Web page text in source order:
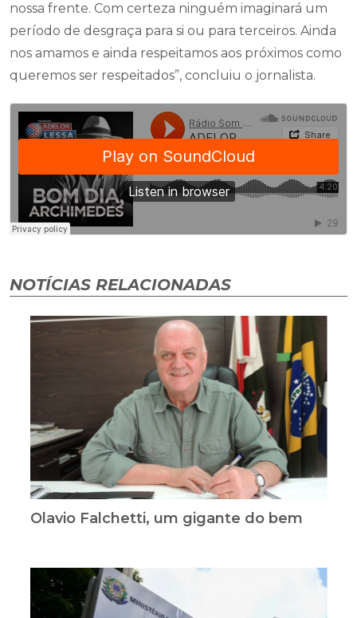
nossa frente. Com certeza ninguém imaginará um
período de desgraça para si ou para terceiros. Ainda
nos amamos e ainda respeitamos aos próximos como
queremos ser respeitados”, concluiu o jornalista.
NOTÍCIAS RELACIONADAS
Olavio Falchetti, um gigante do bem